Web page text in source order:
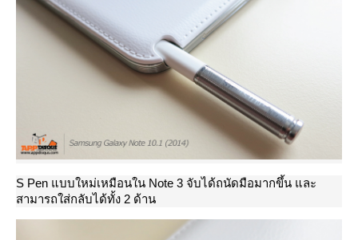
S Pen แบบใหม่เหมือนใน Note 3 จับได้ถนัดมือมากขึ้น และ
สามารถใส่กลับได้ทั้ง 2 ด้าน